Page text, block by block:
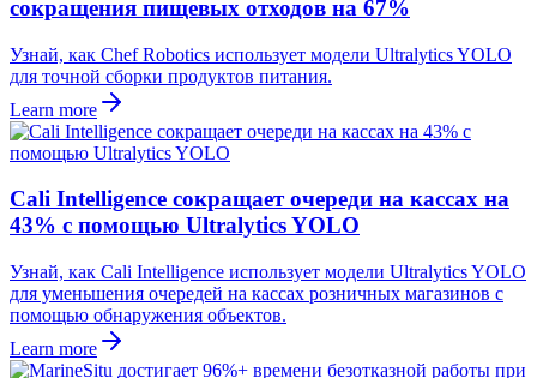
сокращения пищевых отходов на 67%
Узнай, как Chef Robotics использует модели Ultralytics YOLO
для точной сборки продуктов питания.
Learn more
Cali Intelligence сокращает очереди на кассах на
43% с помощью Ultralytics YOLO
Узнай, как Cali Intelligence использует модели Ultralytics YOLO
для уменьшения очередей на кассах розничных магазинов с
помощью обнаружения объектов.
Learn more